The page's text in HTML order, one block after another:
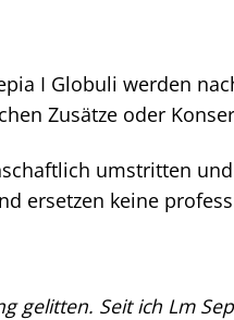
I Globuli werden
Zusätze oder
umstritten
ersetzen keine
gelitten. Seit ich Lm